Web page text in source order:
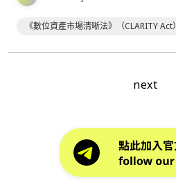
《數位資產市場清晰法》（CLARITY Act）
next